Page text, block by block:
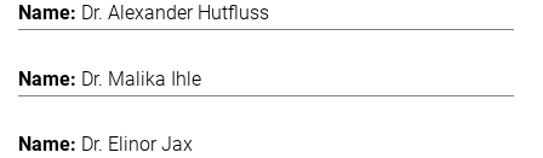
Dr. Alexander Hutfluss
Dr. Malika Ihle
Dr. Elinor Jax